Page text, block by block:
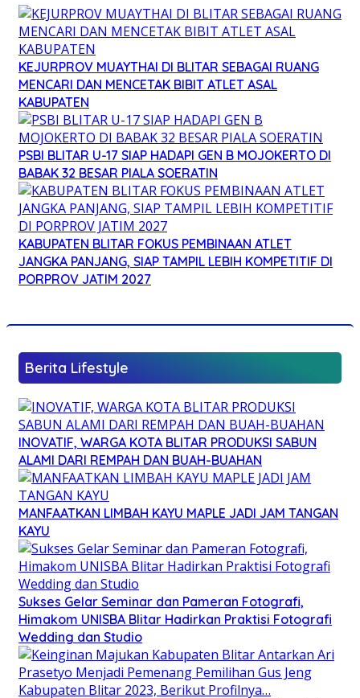
KEJURPROV MUAYTHAI DI BLITAR SEBAGAI RUANG
MENCARI DAN MENCETAK BIBIT ATLET ASAL
KABUPATEN
PSBI BLITAR U-17 SIAP HADAPI GEN B MOJOKERTO DI
BABAK 32 BESAR PIALA SOERATIN
KABUPATEN BLITAR FOKUS PEMBINAAN ATLET
JANGKA PANJANG, SIAP TAMPIL LEBIH KOMPETITIF DI
PORPROV JATIM 2027
Berita Lifestyle
INOVATIF, WARGA KOTA BLITAR PRODUKSI SABUN
ALAMI DARI REMPAH DAN BUAH-BUAHAN
MANFAATKAN LIMBAH KAYU MAPLE JADI JAM TANGAN
KAYU
Sukses Gelar Seminar dan Pameran Fotografi,
Himakom UNISBA Blitar Hadirkan Praktisi Fotografi
Wedding dan Studio